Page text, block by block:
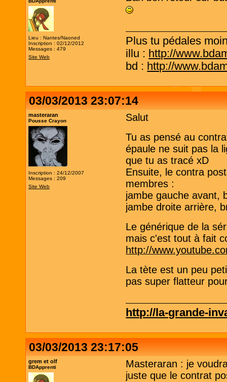
Lieu : Nantes/Naoned
Inscription : 02/12/2012
Messages : 479
Site Web
Plus tu pédales
illu : http://
bd : http://
03/03/2013 23:07:14
masteraran
Pousse Crayon
Inscription : 24/12/2007
Messages : 209
Site Web
Salut
Tu as pensé au
épaule ne suit pas la
que tu as tracé xD
Ensuite, le contra
membres :
jambe gauche avant,
jambe droite arrière,
Le générique de la
mais c'est tout à fait
http://
La tète est un peu
pas super flatteur
http://la-grande-
03/03/2013 23:17:05
grem et olf
BDApprenti
Masteraran : je
juste que le contrat